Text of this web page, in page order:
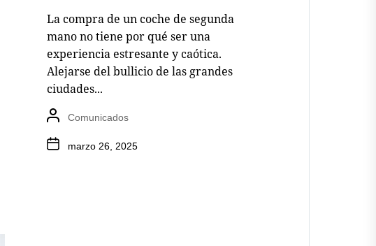
La compra de un coche de segunda
mano no tiene por qué ser una
experiencia estresante y caótica.
Alejarse del bullicio de las grandes
ciudades...
Comunicados
marzo 26, 2025